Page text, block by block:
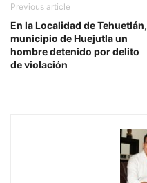
Previous article
En la Localidad de Tehuetlán,
municipio de Huejutla un
hombre detenido por delito
de violación